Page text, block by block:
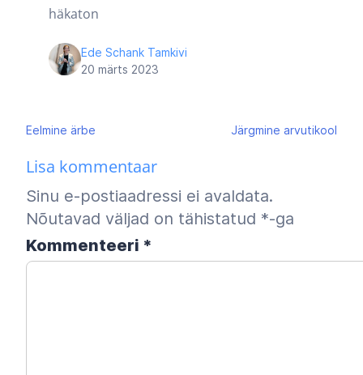
häkaton
Ede Schank Tamkivi
20 märts 2023
Navigeerimine
Eelmine ärbe Järgmine arvutikool
Lisa kommentaar
Sinu e-postiaadressi ei avaldata.
Nõutavad väljad on tähistatud *-ga
Kommenteeri *